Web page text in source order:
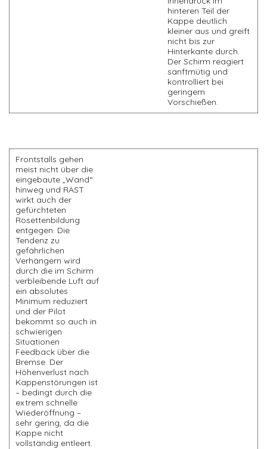
hinteren Teil der
Kappe deutlich
kleiner aus und greift
nicht bis zur
Hinterkante durch.
Der Schirm reagiert
sanftmütig und
kontrolliert bei
geringem
Vorschießen.
Frontstalls gehen
meist nicht über die
eingebaute „Wand“
hinweg und RAST
wirkt auch der
gefürchteten
Rosettenbildung
entgegen. Die
Tendenz zu
gefährlichen
Verhängern wird
durch die im Schirm
verbleibende Luft auf
ein absolutes
Minimum reduziert
und der Pilot
bekommt so auch in
schwierigen
Situationen
Feedback über die
Bremse. Der
Höhenverlust nach
Kappenstörungen ist
– bedingt durch die
extrem schnelle
Wiederöffnung –
sehr gering, da die
Kappe nicht
vollständig entleert.